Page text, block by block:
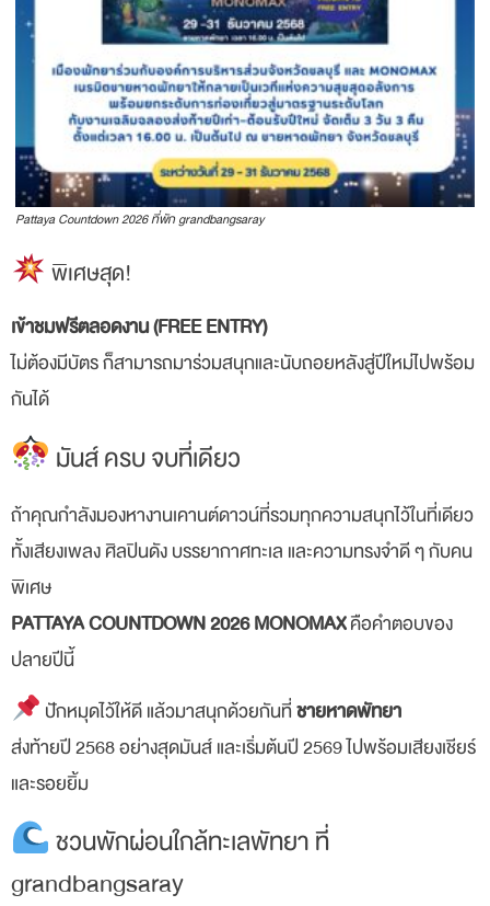
Pattaya Countdown 2026 ที่พัก grandbangsaray
พิเศษสุด!
เข้าชมฟรีตลอดงาน (FREE ENTRY)
ไม่ต้องมีบัตร ก็สามารถมาร่วมสนุกและนับถอยหลังสู่ปีใหม่ไปพร้อม
กันได้
มันส์ ครบ จบที่เดียว
ถ้าคุณกำลังมองหางานเคานต์ดาวน์ที่รวมทุกความสนุกไว้ในที่เดียว
ทั้งเสียงเพลง ศิลปินดัง บรรยากาศทะเล และความทรงจำดี ๆ กับคน
พิเศษ
PATTAYA COUNTDOWN 2026 MONOMAXคือคำตอบของ
ปลายปีนี้
ปักหมุดไว้ให้ดี แล้วมาสนุกด้วยกันที่ชายหาดพัทยา
ส่งท้ายปี 2568 อย่างสุดมันส์ และเริ่มต้นปี 2569 ไปพร้อมเสียงเชียร์
และรอยยิ้ม
ชวนพักผ่อนใกล้ทะเลพัทยา ที่
grandbangsaray